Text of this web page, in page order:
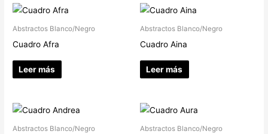
Abstractos Blanco/Negro
Cuadro Afra
Leer más
Abstractos Blanco/Negro
Cuadro Aina
Leer más
Abstractos Blanco/Negro Abstractos Blanco/Negro